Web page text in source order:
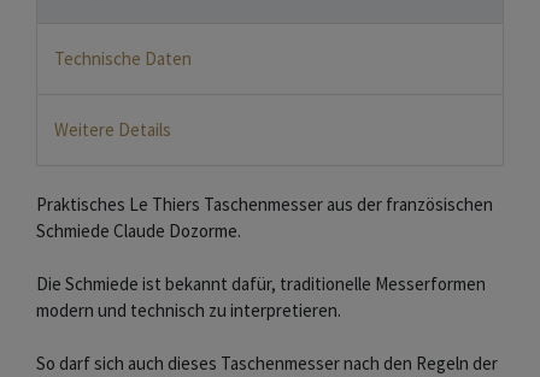
Technische Daten
Weitere Details
Praktisches Le Thiers Taschenmesser aus der französischen
Schmiede Claude Dozorme.
Die Schmiede ist bekannt dafür, traditionelle Messerformen
modern und technisch zu interpretieren.
So darf sich auch dieses Taschenmesser nach den Regeln der